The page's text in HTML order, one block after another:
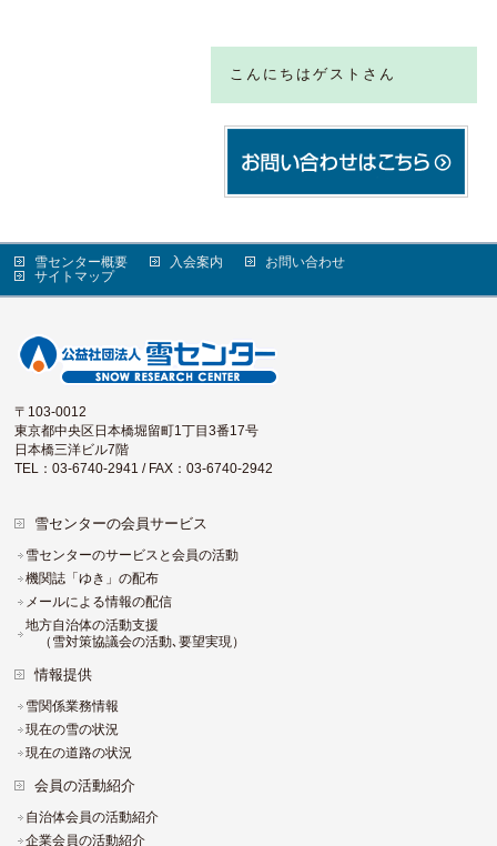
こんにちはゲストさん
雪センター概要 入会案内
お問い合わせ
サイトマップ
〒103-0012
東京都中央区日本橋堀留町1丁目3番17号
日本橋三洋ビル7階
TEL：03-6740-2941 / FAX：03-6740-2942
雪センターの会員サービス
雪センターのサービスと会員の活動
機関誌「ゆき」の配布
メールによる情報の配信
地方自治体の活動支援
（雪対策協議会の活動､要望実現）
情報提供
雪関係業務情報
現在の雪の状況
現在の道路の状況
会員の活動紹介
自治体会員の活動紹介
企業会員の活動紹介